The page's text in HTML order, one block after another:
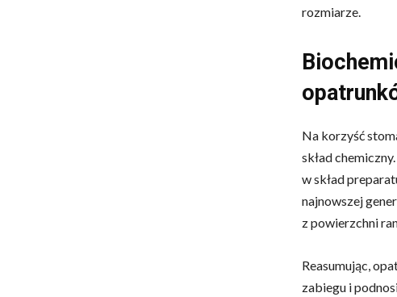
rozmiarze.
Na korzyść
skład
w skład
najnowszej
z powierzchni
Reasumując,
zabiegu i